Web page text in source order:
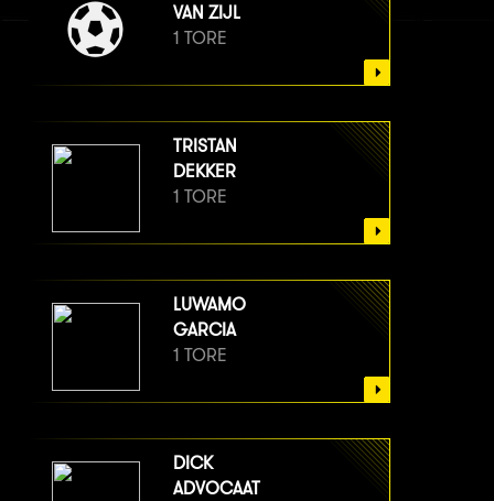
VAN ZIJL
1 TORE
TRISTAN
DEKKER
1 TORE
LUWAMO
GARCIA
1 TORE
DICK
ADVOCAAT